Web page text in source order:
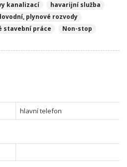
kanalizací
havarijní služba
plynové rozvody
stavební práce
Non-stop
hlavní telefon